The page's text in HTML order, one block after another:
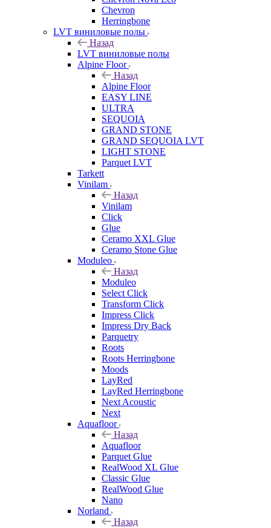
Chevron
Herringbone
LVT виниловые полы
Назад
LVT виниловые полы
Alpine Floor
Назад
Alpine Floor
EASY LINE
ULTRA
SEQUOIA
GRAND STONE
GRAND SEQUOIA LVT
LIGHT STONE
Parquet LVT
Tarkett
Vinilam
Назад
Vinilam
Click
Glue
Ceramo XXL Glue
Ceramo Stone Glue
Moduleo
Назад
Moduleo
Select Click
Transform Click
Impress Click
Impress Dry Back
Parquetry
Roots
Roots Herringbone
Moods
LayRed
LayRed Herringbone
Next Acoustic
Next
Aquafloor
Назад
Aquafloor
Parquet Glue
RealWood XL Glue
Classic Glue
RealWood Glue
Nano
Norland
Назад